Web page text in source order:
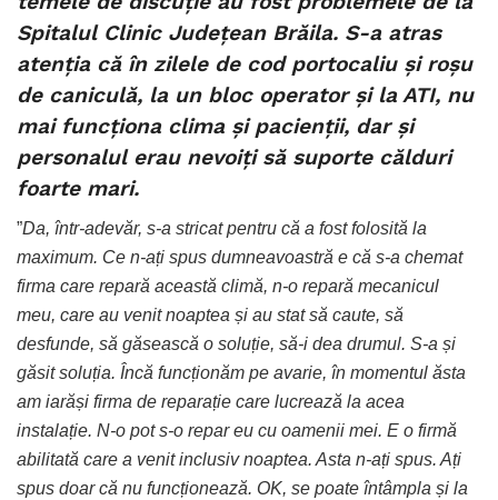
Spitalul Clinic Județean Brăila. S-a atras
atenția că în zilele de cod portocaliu și roșu
de caniculă, la un bloc operator și la ATI, nu
mai funcționa clima și pacienții, dar și
personalul erau nevoiți să suporte călduri
foarte mari.
”Da, într-adevăr, s-a stricat pentru că a fost folosită la
maximum. Ce n-ați spus dumneavoastră e că s-a chemat
firma care repară această climă, n-o repară mecanicul
meu, care au venit noaptea și au stat să caute, să
desfunde, să găsească o soluție, să-i dea drumul. S-a și
găsit soluția. Încă funcționăm pe avarie, în momentul ăsta
am iarăși firma de reparație care lucrează la acea
instalație. N-o pot s-o repar eu cu oamenii mei. E o firmă
abilitată care a venit inclusiv noaptea. Asta n-ați spus. Ați
spus doar că nu funcționează. OK, se poate întâmpla și la